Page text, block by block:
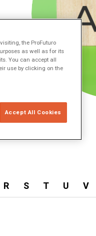
R S T U V
the ProFuturo
as well as for its
You can accept all
use by clicking on the
Accept All Cookies